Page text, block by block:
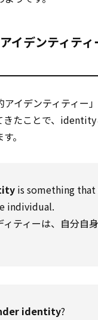
イデンティテ
アイデンティティー
きたことで、
。
is something that
individual.
ィティーは、自分自
identity?